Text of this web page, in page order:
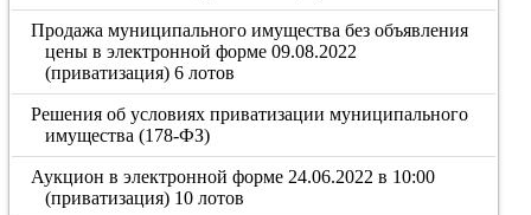
Продажа муниципального имущества без объявления
цены в электронной форме 09.08.2022
(приватизация) 6 лотов
Решения об условиях приватизации муниципального
имущества (178-ФЗ)
Аукцион в электронной форме 24.06.2022 в 10:00
(приватизация) 10 лотов